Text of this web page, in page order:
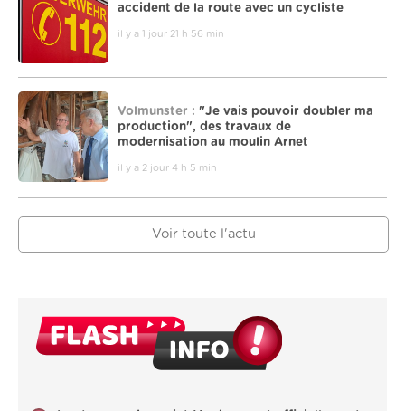
accident de la route avec un cycliste
il y a 1 jour 21 h 56 min
Volmunster : "Je vais pouvoir doubler ma
production", des travaux de
modernisation au moulin Arnet
il y a 2 jour 4 h 5 min
Voir toute l'actu